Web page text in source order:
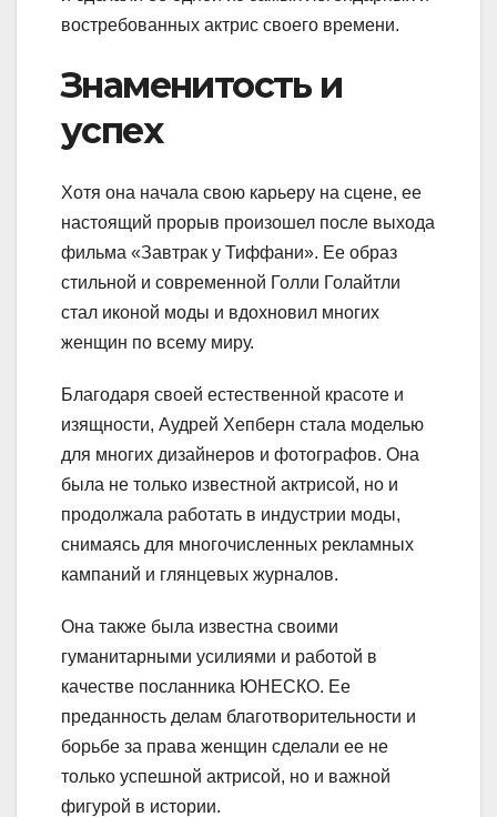
востребованных актрис своего времени.
Знаменитость и
успех
Хотя она начала свою карьеру на сцене, ее
настоящий прорыв произошел после выхода
фильма «Завтрак у Тиффани». Ее образ
стильной и современной Голли Голайтли
стал иконой моды и вдохновил многих
женщин по всему миру.
Благодаря своей естественной красоте и
изящности, Аудрей Хепберн стала моделью
для многих дизайнеров и фотографов. Она
была не только известной актрисой, но и
продолжала работать в индустрии моды,
снимаясь для многочисленных рекламных
кампаний и глянцевых журналов.
Она также была известна своими
гуманитарными усилиями и работой в
качестве посланника ЮНЕСКО. Ее
преданность делам благотворительности и
борьбе за права женщин сделали ее не
только успешной актрисой, но и важной
фигурой в истории.